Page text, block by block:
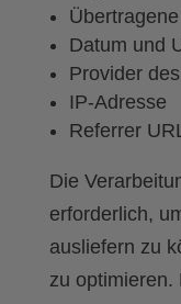
Datum und
Provider
IP-Adresse
Referrer
Die
erforderlich,
ausliefern zu
zu optimieren.